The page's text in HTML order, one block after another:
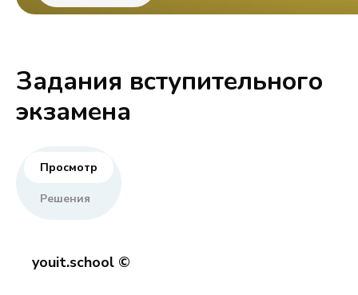
Задания вступительного
экзамена
Просмотр
Решения
youit.school ©